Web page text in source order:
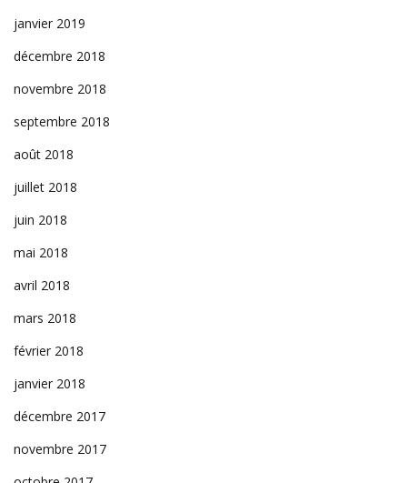
janvier 2019
décembre 2018
novembre 2018
septembre 2018
août 2018
juillet 2018
juin 2018
mai 2018
avril 2018
mars 2018
février 2018
janvier 2018
décembre 2017
novembre 2017